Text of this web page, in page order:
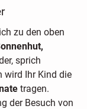
zu den oben
sprich
wird Ihr Kind die
tragen.
der Besuch von